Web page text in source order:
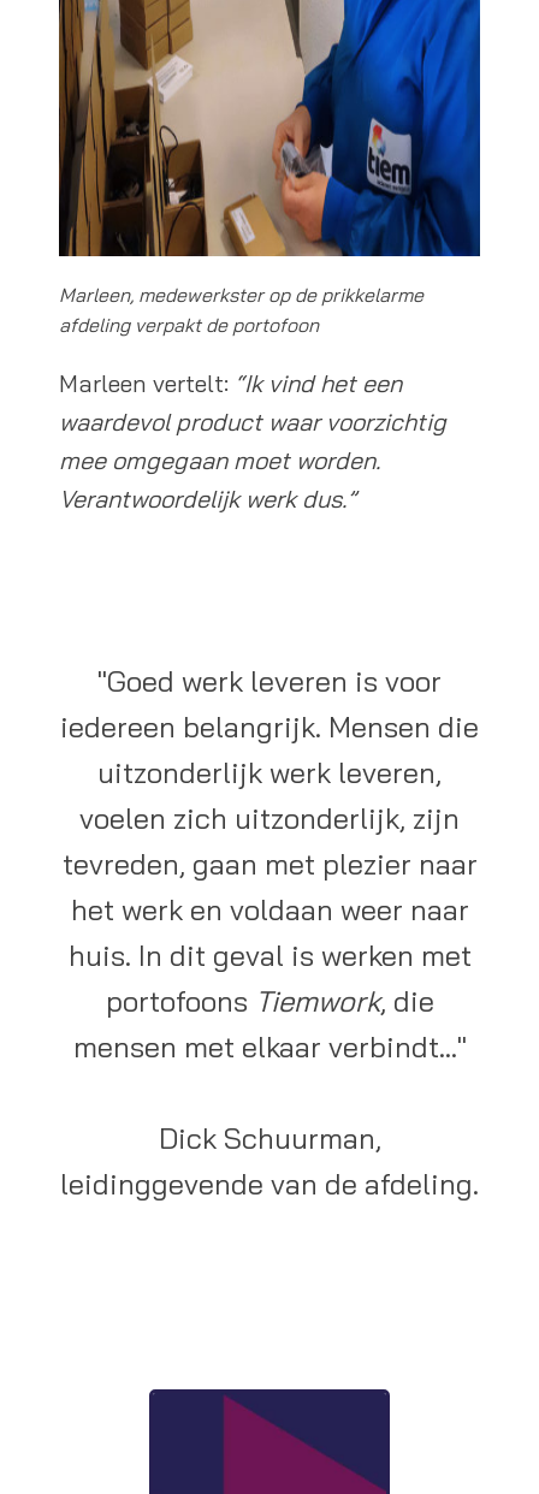
Marleen, medewerkster op de prikkelarme
afdeling verpakt de portofoon
Marleen vertelt: “Ik vind het een
waardevol product waar voorzichtig
mee omgegaan moet worden.
Verantwoordelijk werk dus.”
"Goed werk leveren is voor
iedereen belangrijk. Mensen die
uitzonderlijk werk leveren,
voelen zich uitzonderlijk, zijn
tevreden, gaan met plezier naar
het werk en voldaan weer naar
huis. In dit geval is werken met
portofoons Tiemwork, die
mensen met elkaar verbindt..."
Dick Schuurman,
leidinggevende van de afdeling.